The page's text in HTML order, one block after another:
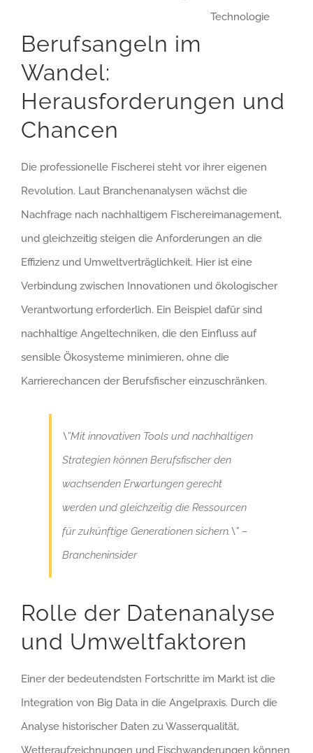
Technologie
Berufsangeln im
Wandel:
Herausforderungen und
Chancen
Die professionelle Fischerei steht vor ihrer eigenen
Revolution. Laut Branchenanalysen wächst die
Nachfrage nach nachhaltigem Fischereimanagement,
und gleichzeitig steigen die Anforderungen an die
Effizienz und Umweltverträglichkeit. Hier ist eine
Verbindung zwischen Innovationen und ökologischer
Verantwortung erforderlich. Ein Beispiel dafür sind
nachhaltige Angeltechniken, die den Einfluss auf
sensible Ökosysteme minimieren, ohne die
Karrierechancen der Berufsfischer einzuschränken.
\”Mit innovativen Tools und nachhaltigen
Strategien können Berufsfischer den
wachsenden Erwartungen gerecht
werden und gleichzeitig die Ressourcen
für zukünftige Generationen sichern.\” –
Brancheninsider
Rolle der Datenanalyse
und Umweltfaktoren
Einer der bedeutendsten Fortschritte im Markt ist die
Integration von Big Data in die Angelpraxis. Durch die
Analyse historischer Daten zu Wasserqualität,
Wetteraufzeichnungen und Fischwanderungen können